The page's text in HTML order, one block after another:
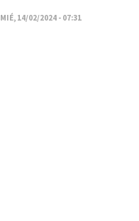
MIÉ, 14/02/2024 - 07:31